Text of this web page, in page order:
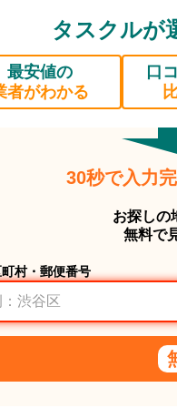
タスクルが
最安値の
者がわかる
口
30秒で入力
お探しの
無料で
村・郵便番号